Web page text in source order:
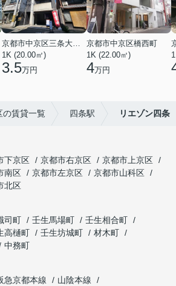
京都市中京区三条大宮町
1K (20.00㎡)
3.5万円
京都市中京区橋西町
1K (22.00㎡)
4万円
の賃貸一覧 四条駅 リエゾン四条
下京区 京都市右京区
京都市上京区
南区 京都市左京区
京都市山科区
北区
司町 壬生馬場町
壬生相合町
高樋町 壬生坊城町
材木町
中務町
急京都本線
山陰本線